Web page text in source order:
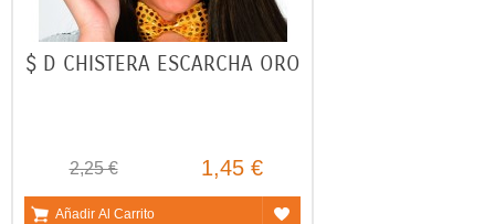
$ D CHISTERA ESCARCHA ORO
2,25 € 1,45 €
Añadir Al Carrito